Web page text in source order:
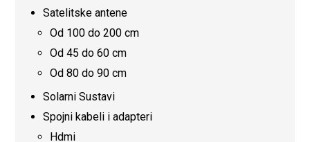
Satelitske antene
Od 100 do 200 cm
Od 45 do 60 cm
Od 80 do 90 cm
Solarni Sustavi
Spojni kabeli i adapteri
Hdmi